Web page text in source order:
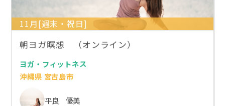
11月[週末・祝日]
朝ヨガ瞑想 （オンライン）
ヨガ・フィットネス
沖縄県 宮古島市
平良 優美